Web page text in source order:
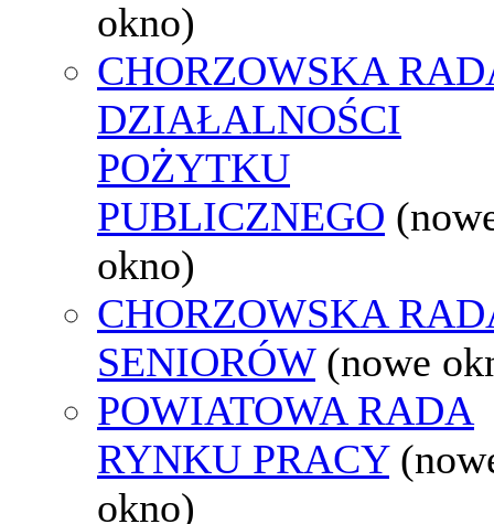
okno)
CHORZOWSKA
DZIAŁALNOŚCI
POŻYTKU
PUBLICZNEGO
okno)
CHORZOWSKA
SENIORÓW (nowe
POWIATOWA RADA
RYNKU PRACY
okno)